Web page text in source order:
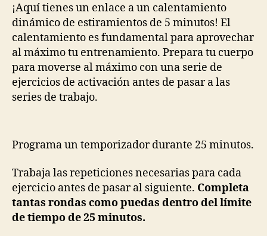
¡Aquí tienes un enlace a un calentamiento
dinámico de estiramientos de 5 minutos! El
calentamiento es fundamental para aprovechar
al máximo tu entrenamiento. Prepara tu cuerpo
para moverse al máximo con una serie de
ejercicios de activación antes de pasar a las
series de trabajo.
Programa un temporizador durante 25 minutos.
Trabaja las repeticiones necesarias para cada
ejercicio antes de pasar al siguiente. Completa
tantas rondas como puedas dentro del límite
de tiempo de 25 minutos.